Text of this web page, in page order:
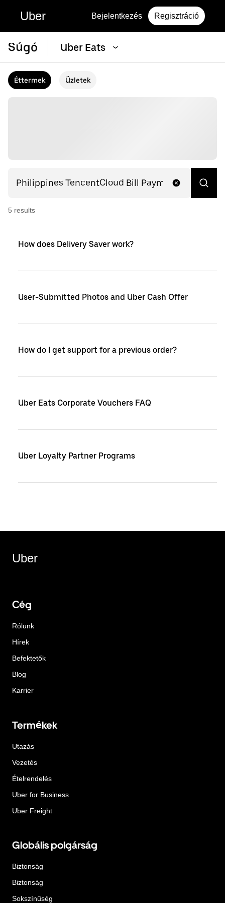
Uber Bejelentkezés Regisztráció
Súgó Uber Eats
Éttermek Üzletek
5 results
How does Delivery Saver work?
User-Submitted Photos and Uber Cash Offer
How do I get support for a previous order?
Uber Eats Corporate Vouchers FAQ
Uber Loyalty Partner Programs
Uber
Cég
Rólunk
Hírek
Befektetők
Blog
Karrier
Termékek
Utazás
Vezetés
Ételrendelés
Uber for Business
Uber Freight
Globális polgárság
Biztonság
Biztonság
Sokszínűség